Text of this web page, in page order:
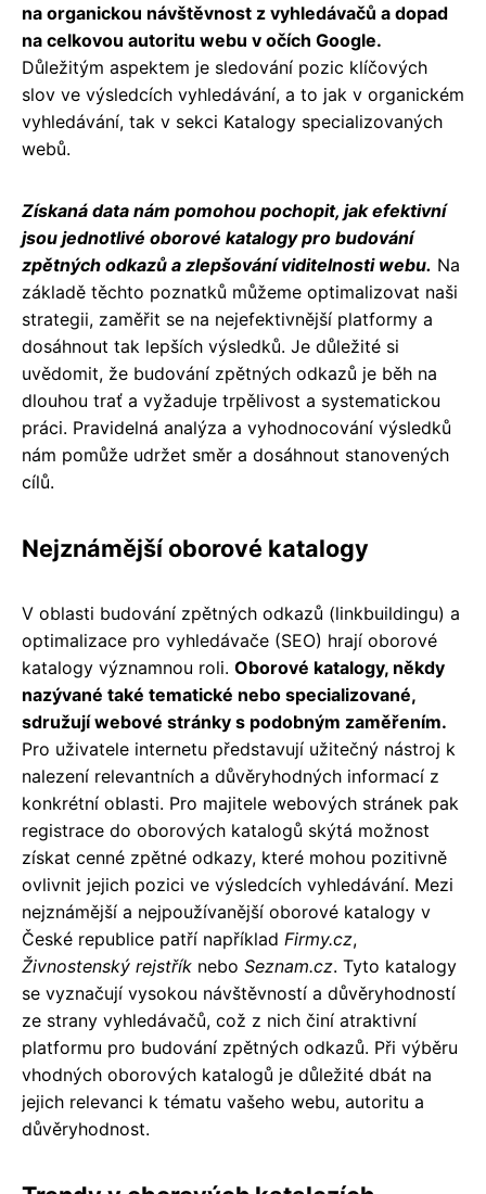
na organickou návštěvnost z vyhledávačů a dopad
na celkovou autoritu webu v očích Google.
Důležitým aspektem je sledování pozic klíčových
slov ve výsledcích vyhledávání, a to jak v organickém
vyhledávání, tak v sekci Katalogy specializovaných
webů.
Získaná data nám pomohou pochopit, jak efektivní
jsou jednotlivé oborové katalogy pro budování
zpětných odkazů a zlepšování viditelnosti webu. Na
základě těchto poznatků můžeme optimalizovat naši
strategii, zaměřit se na nejefektivnější platformy a
dosáhnout tak lepších výsledků. Je důležité si
uvědomit, že budování zpětných odkazů je běh na
dlouhou trať a vyžaduje trpělivost a systematickou
práci. Pravidelná analýza a vyhodnocování výsledků
nám pomůže udržet směr a dosáhnout stanovených
cílů.
Nejznámější oborové katalogy
V oblasti budování zpětných odkazů (linkbuildingu) a
optimalizace pro vyhledávače (SEO) hrají oborové
katalogy významnou roli. Oborové katalogy, někdy
nazývané také tematické nebo specializované,
sdružují webové stránky s podobným zaměřením.
Pro uživatele internetu představují užitečný nástroj k
nalezení relevantních a důvěryhodných informací z
konkrétní oblasti. Pro majitele webových stránek pak
registrace do oborových katalogů skýtá možnost
získat cenné zpětné odkazy, které mohou pozitivně
ovlivnit jejich pozici ve výsledcích vyhledávání. Mezi
nejznámější a nejpoužívanější oborové katalogy v
České republice patří například Firmy.cz,
Živnostenský rejstřík nebo Seznam.cz. Tyto katalogy
se vyznačují vysokou návštěvností a důvěryhodností
ze strany vyhledávačů, což z nich činí atraktivní
platformu pro budování zpětných odkazů. Při výběru
vhodných oborových katalogů je důležité dbát na
jejich relevanci k tématu vašeho webu, autoritu a
důvěryhodnost.